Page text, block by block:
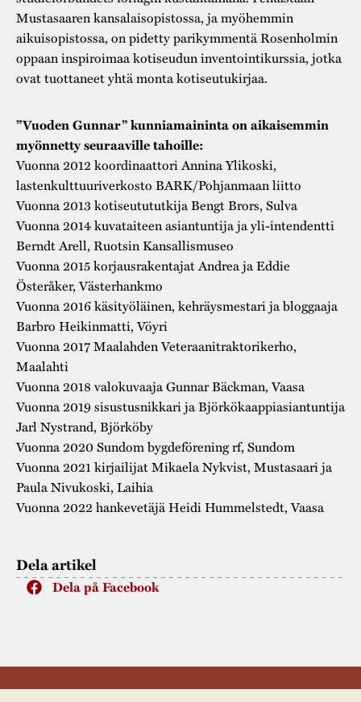
Dela artikel
Dela på Facebook
Mustasaaren kansalaisopistossa, ja myöhemmin
aikuisopistossa, on pidetty parikymmentä Rosenholmin
oppaan inspiroimaa kotiseudun inventointikurssia, jotka
ovat tuottaneet yhtä monta kotiseutukirjaa.
”Vuoden Gunnar” kunniamaininta on aikaisemmin
myönnetty seuraaville tahoille:
Vuonna 2012 koordinaattori Annina Ylikoski,
lastenkulttuuriverkosto BARK/Pohjanmaan liitto
Vuonna 2013 kotiseutututkija Bengt Brors, Sulva
Vuonna 2014 kuvataiteen asiantuntija ja yli-intendentti
Berndt Arell, Ruotsin Kansallismuseo
Vuonna 2015 korjausrakentajat Andrea ja Eddie
Österåker, Västerhankmo
Vuonna 2016 käsityöläinen, kehräysmestari ja bloggaaja
Barbro Heikinmatti, Vöyri
Vuonna 2017 Maalahden Veteraanitraktorikerho,
Maalahti
Vuonna 2018 valokuvaaja Gunnar Bäckman, Vaasa
Vuonna 2019 sisustusnikkari ja Björkökaappiasiantuntija
Jarl Nystrand, Björköby
Vuonna 2020 Sundom bygdeförening rf, Sundom
Vuonna 2021 kirjailijat Mikaela Nykvist, Mustasaari ja
Paula Nivukoski, Laihia
Vuonna 2022 hankevetäjä Heidi Hummelstedt, Vaasa